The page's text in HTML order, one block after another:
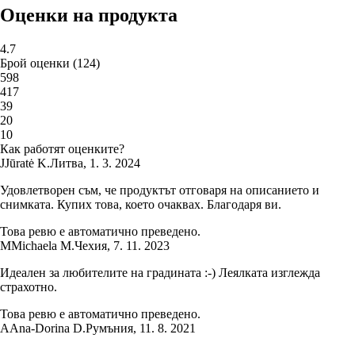
Оценки на продукта
4.7
Брой оценки (124)
598
417
39
20
10
Как работят оценките?
JJūratė K.Литва, 1. 3. 2024
Удовлетворен съм, че продуктът отговаря на описанието и
снимката. Купих това, което очаквах. Благодаря ви.
Това ревю е автоматично преведено.
MMichaela M.Чехия, 7. 11. 2023
Идеален за любителите на градината :-) Леялката изглежда
страхотно.
Това ревю е автоматично преведено.
AAna-Dorina D.Румъния, 11. 8. 2021